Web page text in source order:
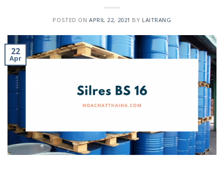
POSTED ONAPRIL 22, 2021 BY LAITRANG
22
Apr